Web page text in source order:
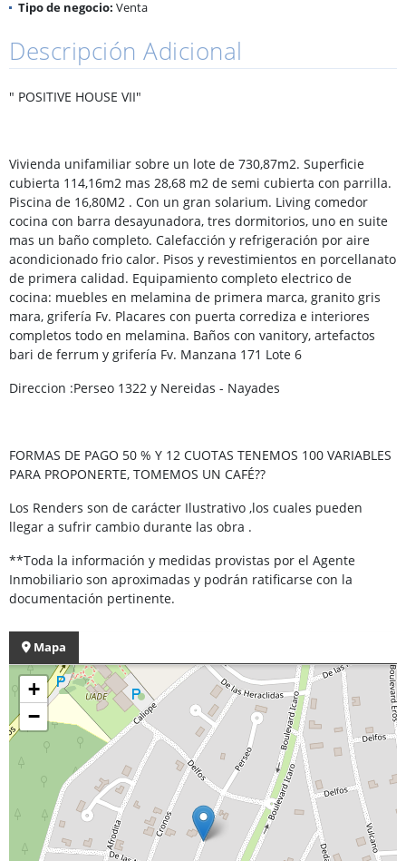
Tipo de negocio: Venta
Descripción Adicional
" POSITIVE HOUSE VII"
Vivienda unifamiliar sobre un lote de 730,87m2. Superficie
cubierta 114,16m2 mas 28,68 m2 de semi cubierta con parrilla.
Piscina de 16,80M2 . Con un gran solarium. Living comedor
cocina con barra desayunadora, tres dormitorios, uno en suite
mas un baño completo. Calefacción y refrigeración por aire
acondicionado frio calor. Pisos y revestimientos en porcellanato
de primera calidad. Equipamiento completo electrico de
cocina: muebles en melamina de primera marca, granito gris
mara, grifería Fv. Placares con puerta corrediza e interiores
completos todo en melamina. Baños con vanitory, artefactos
bari de ferrum y grifería Fv. Manzana 171 Lote 6
Direccion :Perseo 1322 y Nereidas - Nayades
FORMAS DE PAGO 50 % Y 12 CUOTAS TENEMOS 100 VARIABLES
PARA PROPONERTE, TOMEMOS UN CAFÉ??
Los Renders son de carácter Ilustrativo ,los cuales pueden
llegar a sufrir cambio durante las obra .
**Toda la información y medidas provistas por el Agente
Inmobiliario son aproximadas y podrán ratificarse con la
documentación pertinente.
Mapa
+
−